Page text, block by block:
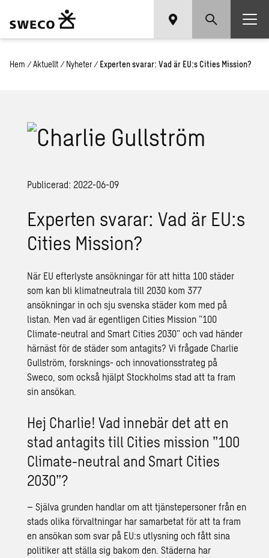
Hem / Aktuellt / Nyheter / Experten svarar: Vad är EU:s Cities Mission?
Publicerad: 2022-06-09
Experten svarar: Vad är EU:s
Cities Mission?
När EU efterlyste ansökningar för att hitta 100 städer
som kan bli klimatneutrala till 2030 kom 377
ansökningar in och sju svenska städer kom med på
listan. Men vad är egentligen Cities Mission ”100
Climate-neutral and Smart Cities 2030” och vad händer
härnäst för de städer som antagits? Vi frågade Charlie
Gullström, forsknings- och innovationsstrateg på
Sweco, som också hjälpt Stockholms stad att ta fram
sin ansökan.
Hej Charlie! Vad innebär det att en
stad antagits till Cities mission ”100
Climate-neutral and Smart Cities
2030”?
– Själva grunden handlar om att tjänstepersoner från en
stads olika förvaltningar har samarbetat för att ta fram
en ansökan som svar på EU:s utlysning och fått sina
politiker att ställa sig bakom den. Städerna har